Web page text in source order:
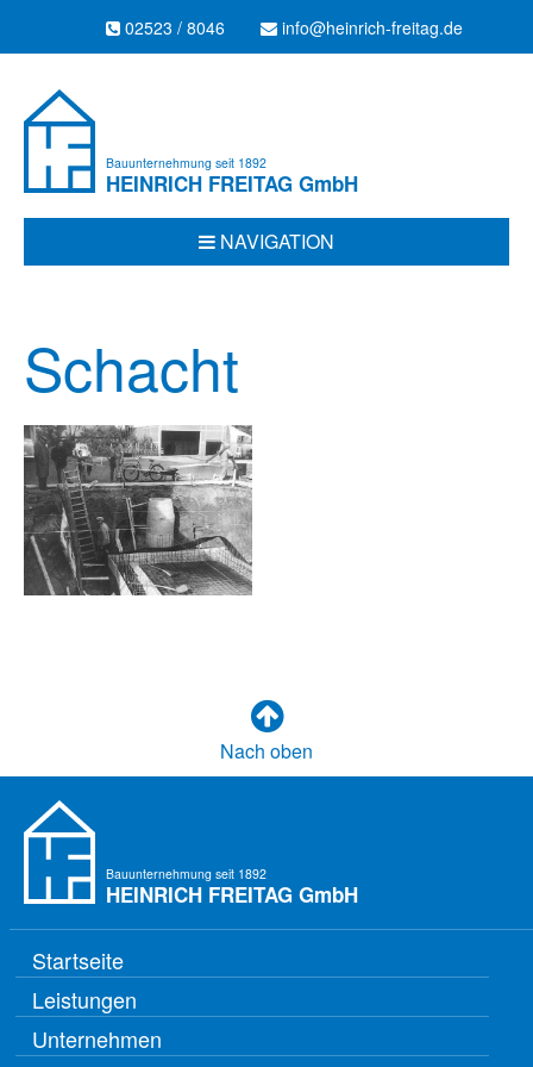
02523 / 8046 info@heinrich-freitag.de
Bauunternehmung seit 1892
HEINRICH FREITAG GmbH
NAVIGATION
Schacht
Nach oben
Bauunternehmung seit 1892
HEINRICH FREITAG GmbH
Startseite
Leistungen
Unternehmen